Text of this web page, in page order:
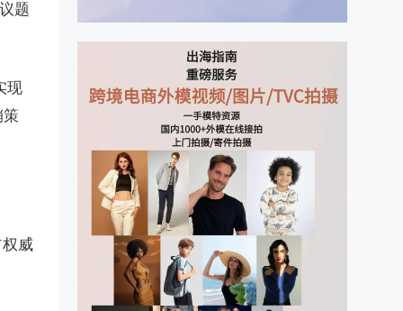
题
现
威